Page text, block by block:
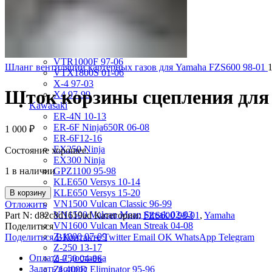
VRX400 95-96
VTR1000F 97-06
VTX1800S 01-06
X-4 97-03
X4 97-99
Kawasaki
ER-4N 10-13
ER-6F Ninja650R 06-08
ER-6F12-16
EX250 Ninja
EX300 Ninja
GPZ1100 95-98
KLE650 Versys 10-14
KLE650 Versys 15-20
VN1500 Vulcan Classic 96-99
VN1500 Vulcan Mean Streak 02-03
VN1600 Vulcan Mean Streak 04-08
Z-1000 07-09
Z-250 13-17
Z-750 04-06
ZL400D Eliminator 95-96
Шланг вентиляции картерных газов для Yamaha FZS600 98-01
Шток корзины сцепления для
1 000 ₽
Состояние хорошее.
1 в наличии
В корзину
Отложить
Part N: d82c8d1619ad Категории:FZS600 98-01 , Yamaha
Поделиться
Поделиться ВКонтакте Twitter Email OK WhatsApp Telegram
Оплата и доставка
Задать вопрос